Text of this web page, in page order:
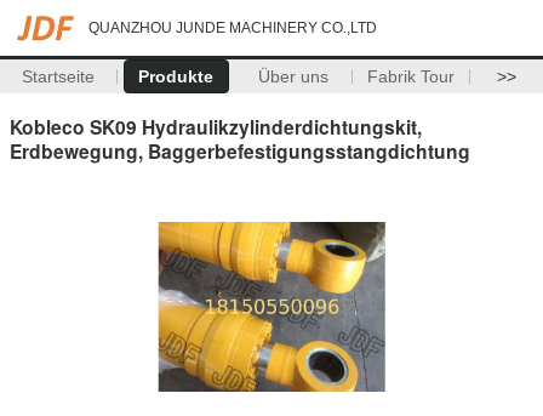
QUANZHOU JUNDE MACHINERY CO.,LTD
Startseite Produkte Über uns Fabrik Tour >>
Kobleco SK09 Hydraulikzylinderdichtungskit,
Erdbewegung, Baggerbefestigungsstangdichtung